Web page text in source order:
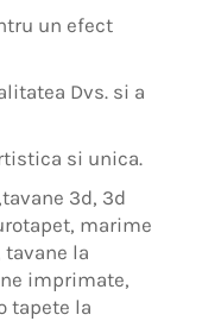
un efect
Dvs. si a
si unica.
3d, 3d
marime
la
imprimate,
tapete la